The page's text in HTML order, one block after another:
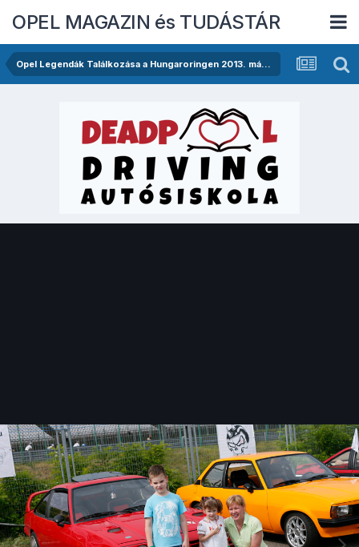
OPEL MAGAZIN és TUDÁSTÁR
Opel Legendák Találkozása a Hungaroringen 2013. május 11-én